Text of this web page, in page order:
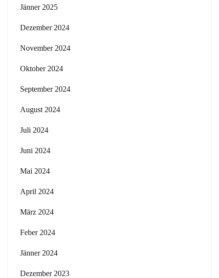
Jänner 2025
Dezember 2024
November 2024
Oktober 2024
September 2024
August 2024
Juli 2024
Juni 2024
Mai 2024
April 2024
März 2024
Feber 2024
Jänner 2024
Dezember 2023